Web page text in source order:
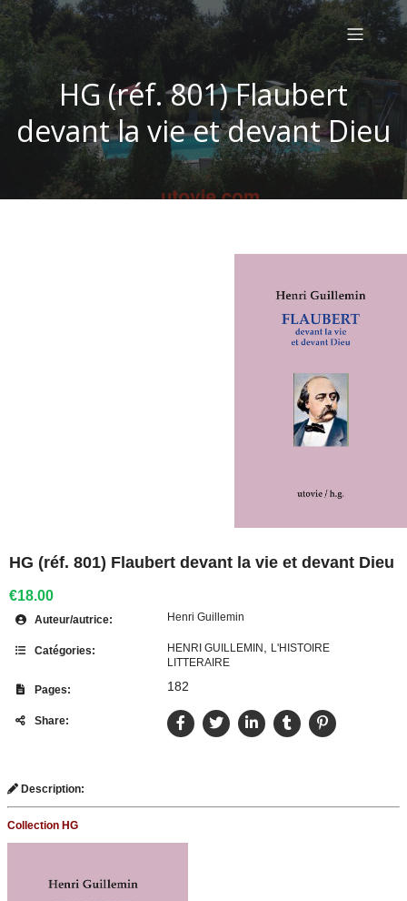
HG (réf. 801) Flaubert
devant la vie et devant Dieu
HG (réf. 801) Flaubert devant la vie et devant Dieu
€18.00
Auteur/autrice: Henri Guillemin
Catégories: HENRI GUILLEMIN , L'HISTOIRE
LITTERAIRE
Pages: 182
Share:
Description:
Collection HG